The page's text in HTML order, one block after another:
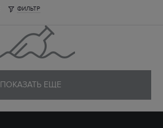
ФИЛЬТР
ПОКАЗАТЬ ЕЩЕ